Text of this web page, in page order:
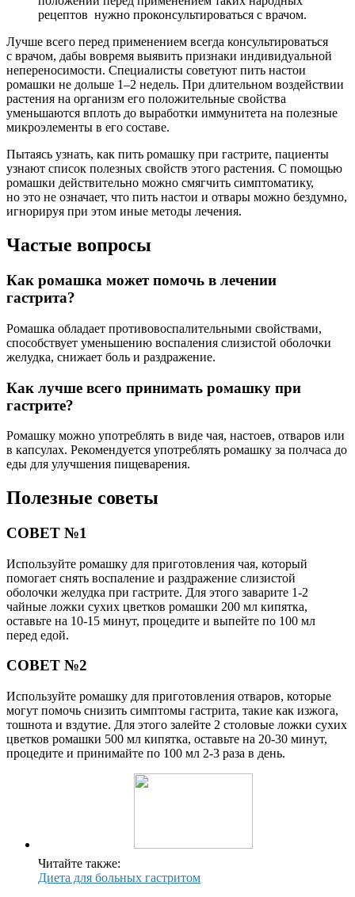
рецептов нужно проконсультироваться с врачом.
Лучше всего перед применением всегда консультироваться
с врачом, дабы вовремя выявить признаки индивидуальной
непереносимости. Специалисты советуют пить настои
ромашки не дольше 1–2 недель. При длительном воздействии
растения на организм его положительные свойства
уменьшаются вплоть до выработки иммунитета на полезные
микроэлементы в его составе.
Пытаясь узнать, как пить ромашку при гастрите, пациенты
узнают список полезных свойств этого растения. С помощью
ромашки действительно можно смягчить симптоматику,
но это не означает, что пить настои и отвары можно бездумно,
игнорируя при этом иные методы лечения.
Частые вопросы
Как ромашка может помочь в лечении
гастрита?
Ромашка обладает противовоспалительными свойствами,
способствует уменьшению воспаления слизистой оболочки
желудка, снижает боль и раздражение.
Как лучше всего принимать ромашку при
гастрите?
Ромашку можно употреблять в виде чая, настоев, отваров или
в капсулах. Рекомендуется употреблять ромашку за полчаса до
еды для улучшения пищеварения.
Полезные советы
СОВЕТ №1
Используйте ромашку для приготовления чая, который
помогает снять воспаление и раздражение слизистой
оболочки желудка при гастрите. Для этого заварите 1-2
чайные ложки сухих цветков ромашки 200 мл кипятка,
оставьте на 10-15 минут, процедите и выпейте по 100 мл
перед едой.
СОВЕТ №2
Используйте ромашку для приготовления отваров, которые
могут помочь снизить симптомы гастрита, такие как изжога,
тошнота и вздутие. Для этого залейте 2 столовые ложки сухих
цветков ромашки 500 мл кипятка, оставьте на 20-30 минут,
процедите и принимайте по 100 мл 2-3 раза в день.
Читайте также:
Диета для больных гастритом